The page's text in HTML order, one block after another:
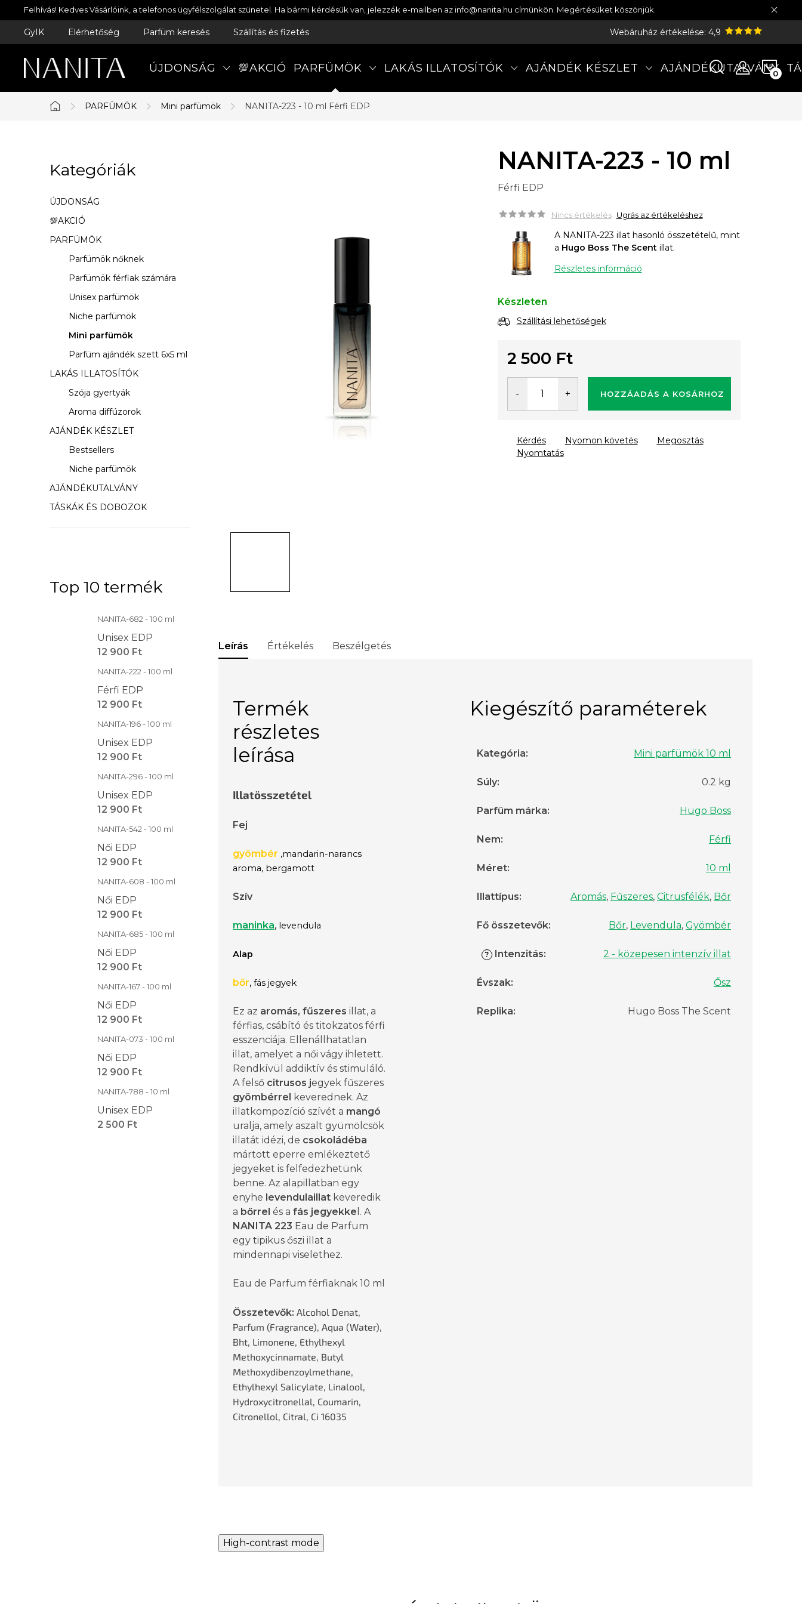
Ugrás
a
Felhívás! Kedves Vásárlóink, a telefonos ügyfélszolgálat szünetel. Ha bármi kérdésük van, jelezzék e-mailben az info@nanita.hu címünkön. Megértésüket köszönjük.
GyIK Elérhetőség Parfüm keresés Szállítás és fizetés Webáruház értékelése: 4,9
ÚJDONSÁG 💯AKCIÓ PARFÜMÖK LAKÁS ILLATOSÍTÓK AJÁNDÉK KÉSZLET AJÁNDÉKUTALVÁNY
Kezdőlap
PARFÜMÖK Mini parfümök NANITA-223 - 10 ml Férfi EDP
l
d
a
l
n
Kategóriák
átugrása
Kategóriák
ÚJDONSÁG
💯AKCIÓ
PARFÜMÖK
Parfümök nőknek
Parfümök férfiak számára
Unisex parfümök
Niche parfümök
Mini parfümök
Parfüm ajándék szett 6x5 ml
LAKÁS ILLATOSÍTÓK
Szója gyertyák
Aroma diffúzorok
AJÁNDÉK KÉSZLET
Bestsellers
Niche parfümök
AJÁNDÉKUTALVÁNY
TÁSKÁK ÉS DOBOZOK
Top 10 termék
NANITA-682 - 100 ml
Unisex EDP
12 900 Ft
NANITA-222 - 100 ml
Férfi EDP
12 900 Ft
NANITA-196 - 100 ml
Unisex EDP
12 900 Ft
NANITA-296 - 100 ml
Unisex EDP
12 900 Ft
NANITA-542 - 100 ml
Női EDP
12 900 Ft
NANITA-608 - 100 ml
Női EDP
12 900 Ft
NANITA-685 - 100 ml
Női EDP
12 900 Ft
NANITA-167 - 100 ml
Női EDP
12 900 Ft
NANITA-073 - 100 ml
Női EDP
12 900 Ft
NANITA-788 - 10 ml
Unisex EDP
2 500 Ft
NANITA-223 - 10 ml
Férfi EDP
Nincs értékelés Ugrás az értékeléshez
A NANITA-223 illat hasonló összetételű, mint
a Hugo Boss The Scentillat.
Részletes információ
Készleten
Szállítási lehetőségek
2 500 Ft
HOZZÁADÁS A KOSÁRHOZ
Nyomtatás
Kérdés Nyomon követés Megosztás
Leírás Értékelés Beszélgetés
Termék
részletes
leírása
Illatösszetétel
Fej
gyömbér ,mandarin-narancs
aroma, bergamott
Szív
maninka, levendula
Alap
bőr, fás jegyek
Ez az aromás, fűszeres illat, a
férfias, csábító és titokzatos férfi
esszenciája. Ellenállhatatlan
illat, amelyet a női vágy ihletett.
Rendkívül addiktív és stimuláló.
A felső citrusos jegyek fűszeres
gyömbérrel
keverednek. Az
illatkompozíció szívét a mangó
uralja, amely aszalt gyümölcsök
illatát idézi, de csokoládéba
mártott eperre emlékeztető
jegyeket is felfedezhetünk
benne. Az alapillatban egy
enyhe levendulaillat keveredik
a bőrrel és a fás jegyekke l. A
NANITA 223 Eau de Parfum
egy tipikus őszi illat a
mindennapi viselethez.
Eau de Parfum férfiaknak 10 ml
Összetevők: Alcohol Denat,
Parfum (Fragrance), Aqua (Water),
Bht, Limonene, Ethylhexyl
Methoxycinnamate, Butyl
Methoxydibenzoylmethane,
Ethylhexyl Salicylate, Linalool,
Hydroxycitronellal, Coumarin,
Citronellol, Citral, Ci 16035
Kiegészítő paraméterek
Kategória: Mini parfümök 10 ml
Súly: 0.2 kg
Parfüm márka: Hugo Boss
Nem: Férfi
Méret: 10 ml
Illattípus: Aromás, Fűszeres, Citrusfélék, Bőr
Fő összetevők: Bőr, Levendula, Gyömbér
? Intenzitás: 2 - közepesen intenzív illat
Évszak: Ősz
Replika: Hugo Boss The Scent
High-contrast mode